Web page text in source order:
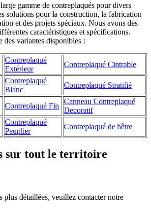
gamme de contreplaqués pour divers
solutions pour la construction, la fabrication
et des projets spéciaux. Nous avons des
caractéristiques et spécifications.
des variantes disponibles :
Contreplaqué
Extérieur
Contreplaqué Cintrable
Contreplaqué
Blanc
Contreplaqué Stratifié
Contreplaqué Fin
Canneau Contreplaqué
Decoratif
Contreplaqué
Peuplier
Contreplaqué de hêtre
sur tout le territoire
plus détaillées, veuillez contacter notre